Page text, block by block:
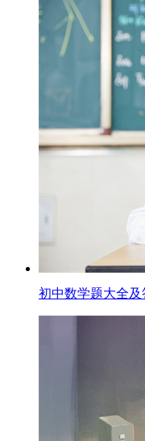
初中数学题大全及